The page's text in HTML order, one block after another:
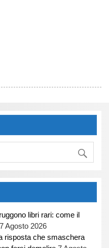
libri rari: come il
7 Agosto 2026
risposta che smaschera